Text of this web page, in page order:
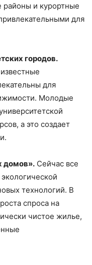
районы и курортные
для
городов.
для
Молодые
а это создает
домов». Сейчас все
технологий. В
спроса на
чистое жилье,